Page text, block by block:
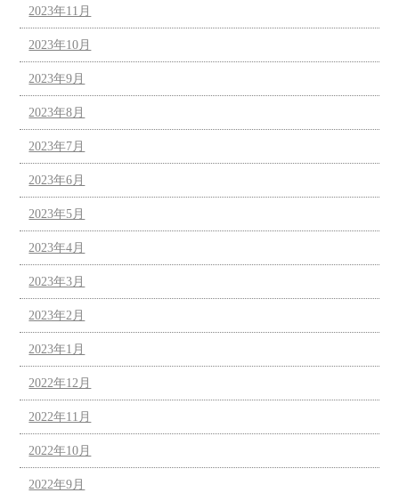
2023年11月
2023年10月
2023年9月
2023年8月
2023年7月
2023年6月
2023年5月
2023年4月
2023年3月
2023年2月
2023年1月
2022年12月
2022年11月
2022年10月
2022年9月